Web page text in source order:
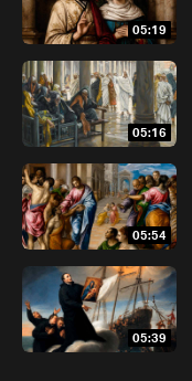
05:19
05:16
05:54
05:39